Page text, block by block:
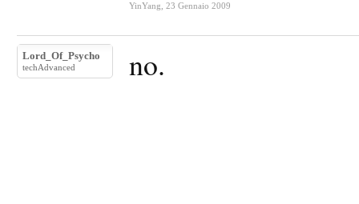
YinYang 23 Gennaio 2009
Lord_Of_Psycho
techAdvanced no.